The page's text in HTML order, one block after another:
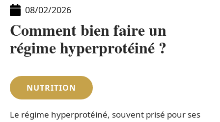
08/02/2026
Comment bien faire un
régime hyperprotéiné ?
NUTRITION
Le régime hyperprotéiné, souvent prisé pour ses